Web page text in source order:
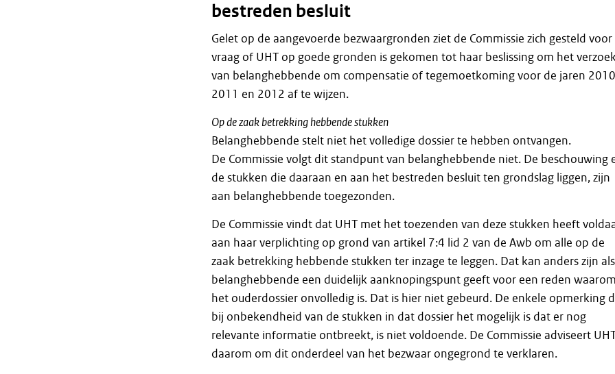
bestreden besluit
Gelet op de aangevoerde bezwaargronden ziet de Commissie zich gesteld voor
vraag of UHT op goede gronden is gekomen tot haar beslissing om het
van belanghebbende om compensatie of tegemoetkoming voor de jaren
2011 en 2012 af te wijzen.
Op de zaak betrekking hebbende stukken
Belanghebbende stelt niet het volledige dossier te hebben ontvangen.
De Commissie volgt dit standpunt van belanghebbende niet. De beschouwing
de stukken die daaraan en aan het bestreden besluit ten grondslag liggen, zijn
aan belanghebbende toegezonden.
De Commissie vindt dat UHT met het toezenden van deze stukken heeft
aan haar verplichting op grond van artikel 7:4 lid 2 van de Awb om alle op de
zaak betrekking hebbende stukken ter inzage te leggen. Dat kan anders zijn als
belanghebbende een duidelijk aanknopingspunt geeft voor een reden waarom
het ouderdossier onvolledig is. Dat is hier niet gebeurd. De enkele opmerking
bij onbekendheid van de stukken in dat dossier het mogelijk is dat er nog
relevante informatie ontbreekt, is niet voldoende. De Commissie adviseert
daarom om dit onderdeel van het bezwaar ongegrond te verklaren.